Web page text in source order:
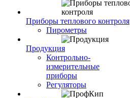
Приборы теплового контроля
Пирометры
Продукция
Контрольно-
измерительные
приборы
Регуляторы